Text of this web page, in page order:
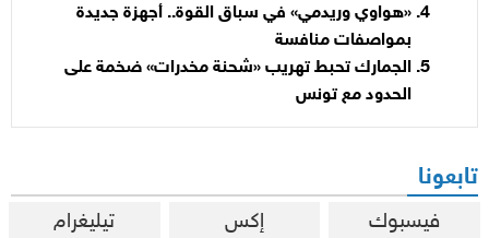
«هواوي وريدمي» في سباق القوة.. أجهزة جديدة
بمواصفات منافسة
الجمارك تحبط تهريب «شحنة مخدرات» ضخمة على
الحدود مع تونس
تابعونا
فيسبوك إكس تيليغرام